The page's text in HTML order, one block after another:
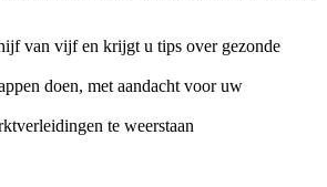
van vijf en krijgt u tips over gezonde
doen, met aandacht voor uw
te weerstaan